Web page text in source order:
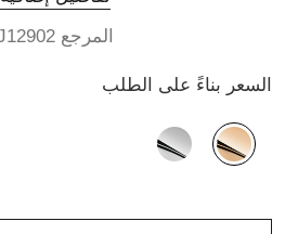
المرجع J12902
السعر بناءً على الطلب
الصيغة البديلة(2)